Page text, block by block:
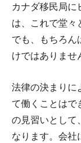
カナダ移民局に
は、これで堂々
でも、もちろん
けではありませ
法律の決まりに
て働くことはで
の見習いとして
なります。会社